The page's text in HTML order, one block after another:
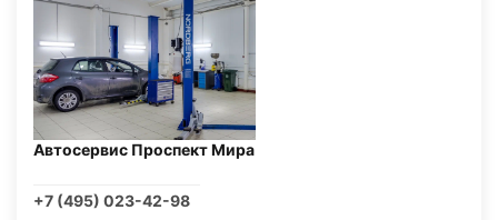
Автосервис Проспект Мира
+7 (495) 023-42-98